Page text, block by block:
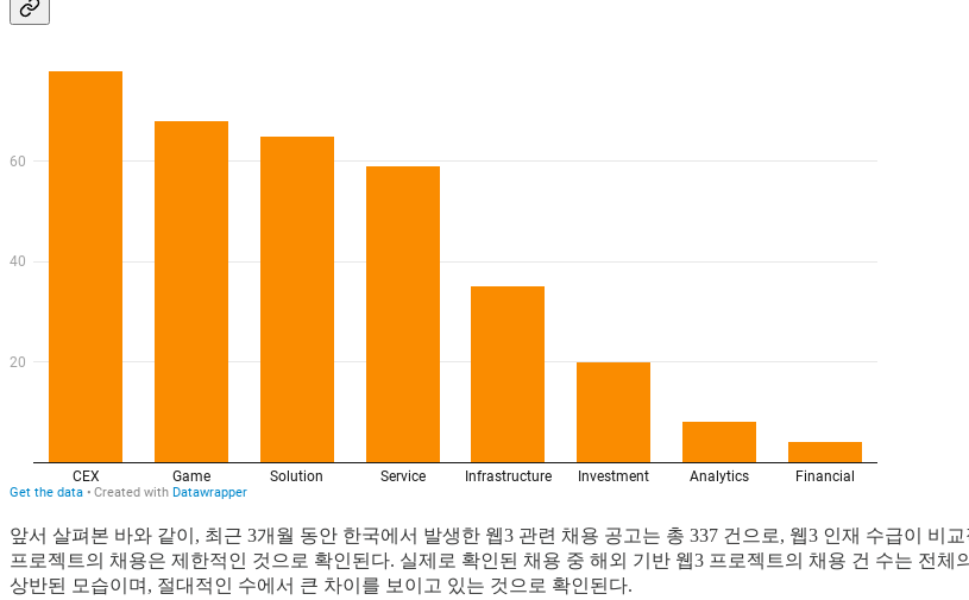
앞서 살펴본 바와 같이, 최근 3개월 동안 한국에서 발생한 웹3 관련 채용 공고는 총 337 건으로, 웹3 인재 수급이 비
프로젝트의 채용은 제한적인 것으로 확인된다. 실제로 확인된 채용 중 해외 기반 웹3 프로젝트의 채용 건 수는 전
상반된 모습이며, 절대적인 수에서 큰 차이를 보이고 있는 것으로 확인된다.